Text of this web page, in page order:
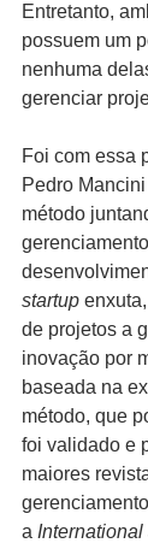
Entretanto,
possuem um
nenhuma
gerenciar
Foi com essa
Pedro
método
startup
de projetos a
inovação por
baseada na
método, que
foi validado e
maiores
a